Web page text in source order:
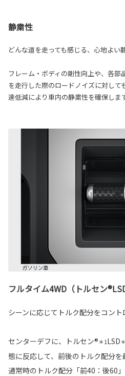
静粛性
どんな道を走っても感じる、心地よい
フレーム・ボディの剛性向上や、各
を走行した際のロードノイズに対し
達低減により車内の静粛性を確保します
フルタイム4WD（トルセン
シーンに応じてトルク配分をコント
センターデフに、トルセン®＊1LSD
態に反応して、前後のトルク配分を
通常時のトルク配分「前40：後60